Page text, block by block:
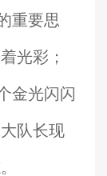
重要思
光彩；
金光闪闪
队长现